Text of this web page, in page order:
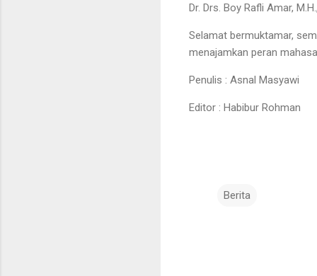
Dr. Drs. Boy Rafli Amar,
Selamat bermuktamar,
menajamkan peran
Penulis : Asnal Masyawi
Editor : Habibur Rohman
Berita